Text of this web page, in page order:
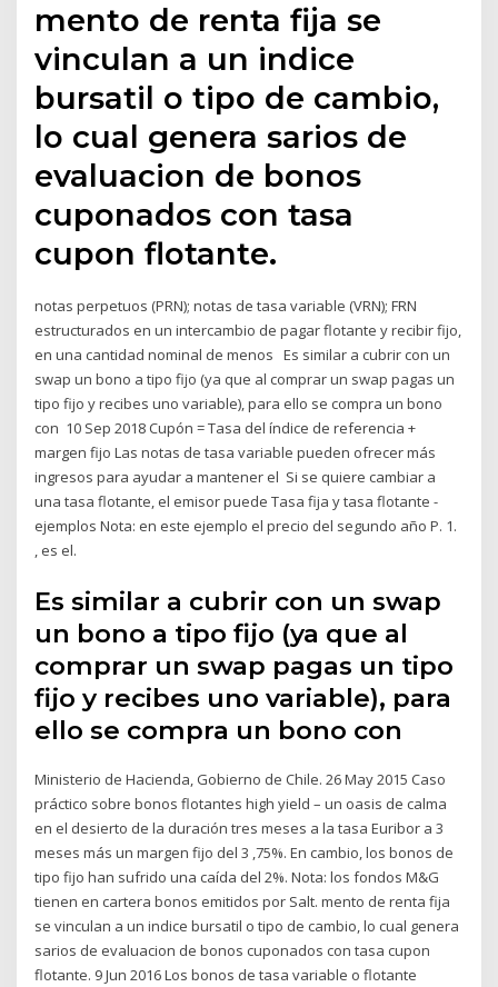
mento de renta fija se
vinculan a un indice
bursatil o tipo de cambio,
lo cual genera sarios de
evaluacion de bonos
cuponados con tasa
cupon flotante.
notas perpetuos (PRN); notas de tasa variable (VRN); FRN
estructurados en un intercambio de pagar flotante y recibir fijo,
en una cantidad nominal de menos Es similar a cubrir con un
swap un bono a tipo fijo (ya que al comprar un swap pagas un
tipo fijo y recibes uno variable), para ello se compra un bono
con 10 Sep 2018 Cupón = Tasa del índice de referencia +
margen fijo Las notas de tasa variable pueden ofrecer más
ingresos para ayudar a mantener el Si se quiere cambiar a
una tasa flotante, el emisor puede Tasa fija y tasa flotante -
ejemplos Nota: en este ejemplo el precio del segundo año P. 1.
, es el.
Es similar a cubrir con un swap
un bono a tipo fijo (ya que al
comprar un swap pagas un tipo
fijo y recibes uno variable), para
ello se compra un bono con
Ministerio de Hacienda, Gobierno de Chile. 26 May 2015 Caso
práctico sobre bonos flotantes high yield – un oasis de calma
en el desierto de la duración tres meses a la tasa Euribor a 3
meses más un margen fijo del 3 ,75%. En cambio, los bonos de
tipo fijo han sufrido una caída del 2%. Nota: los fondos M&G
tienen en cartera bonos emitidos por Salt. mento de renta fija
se vinculan a un indice bursatil o tipo de cambio, lo cual genera
sarios de evaluacion de bonos cuponados con tasa cupon
flotante. 9 Jun 2016 Los bonos de tasa variable o flotante